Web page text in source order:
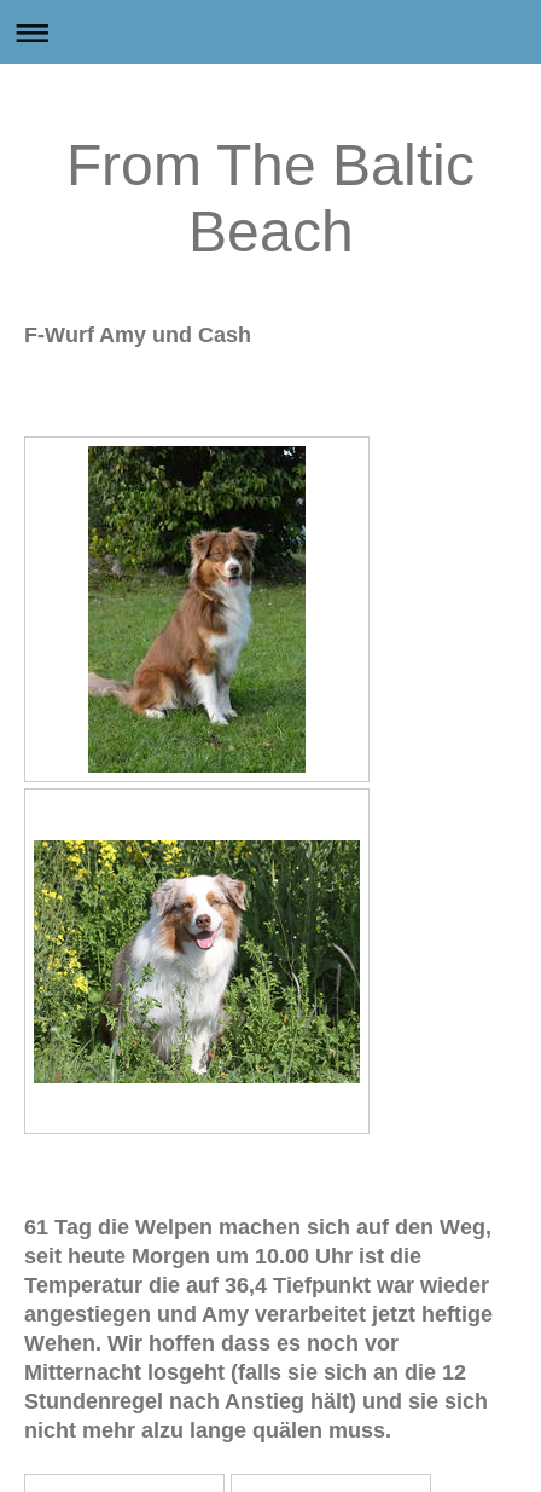
From The Baltic
Beach
F-Wurf Amy und Cash
61 Tag die Welpen machen sich auf den Weg,
seit heute Morgen um 10.00 Uhr ist die
Temperatur die auf 36,4 Tiefpunkt war wieder
angestiegen und Amy verarbeitet jetzt heftige
Wehen. Wir hoffen dass es noch vor
Mitternacht losgeht (falls sie sich an die 12
Stundenregel nach Anstieg hält) und sie sich
nicht mehr alzu lange quälen muss.